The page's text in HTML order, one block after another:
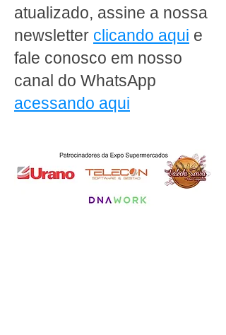
atualizado, assine a nossa
newsletter clicando aqui e
fale conosco em nosso
canal do WhatsApp
acessando aqui